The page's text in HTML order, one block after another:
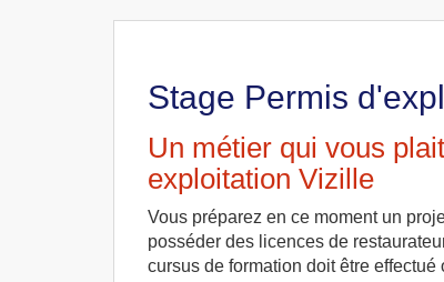
Stage Permis
Un métier qui vous
exploitation Vizille
Vous préparez en ce moment un
posséder des licences de
cursus de formation doit être effectué